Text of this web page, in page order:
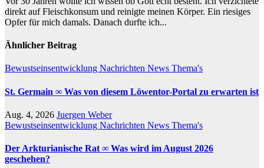
direkt auf Fleischkonsum und reinigte meinen Körper. Ein riesiges
Opfer für mich damals. Danach durfte ich...
Ähnlicher Beitrag
Bewustseinsentwicklung Nachrichten News Thema's
St. Germain ∞ Was von diesem Löwentor-Portal zu erwarten ist
Aug. 4, 2026 Juergen Weber
Bewustseinsentwicklung Nachrichten News Thema's
Der Arkturianische Rat ∞ Was wird im August 2026
geschehen?